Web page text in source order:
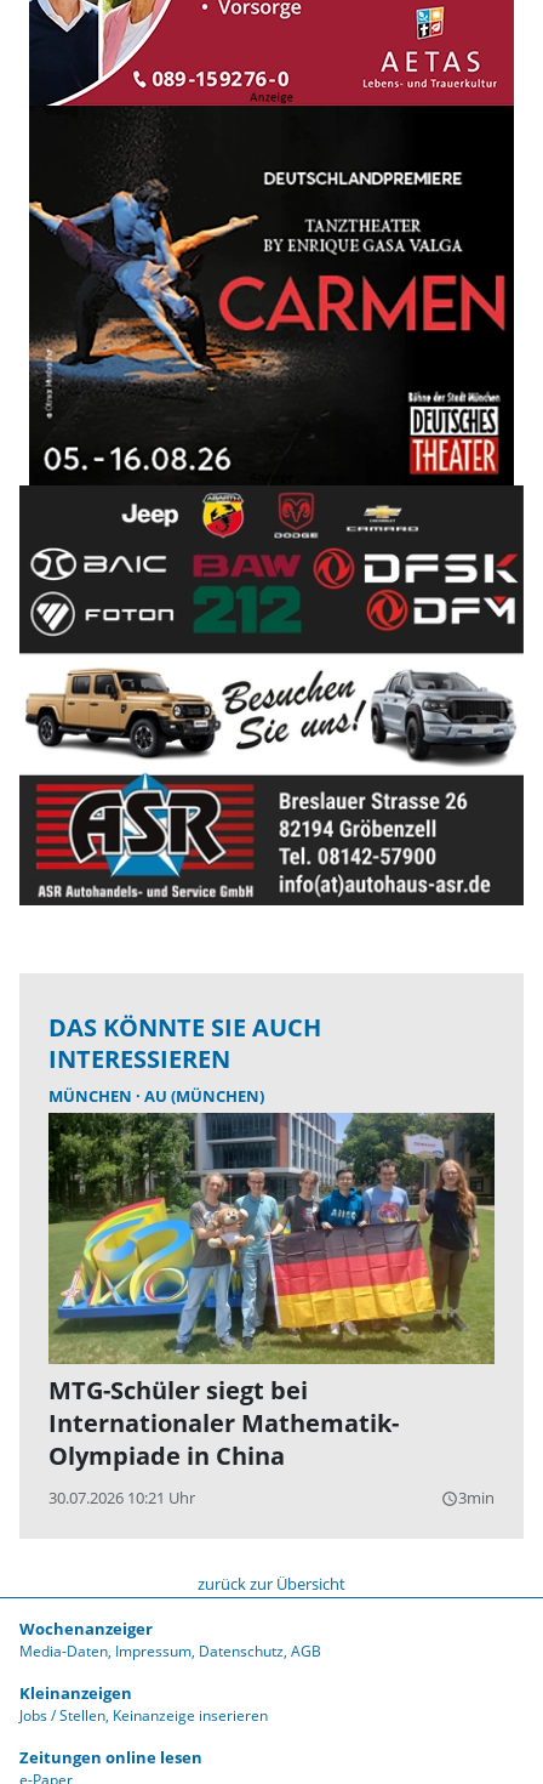
DAS KÖNNTE SIE AUCH
INTERESSIEREN
MÜNCHEN AU (MÜNCHEN)
MTG-Schüler siegt bei
Internationaler Mathematik-
Olympiade in China
30.07.2026 10:21 Uhr query_builder3min
zurück zur Übersicht
Wochenanzeiger
Media-Daten Impressum Datenschutz AGB
Kleinanzeigen
Jobs / Stellen Keinanzeige inserieren
Zeitungen online lesen